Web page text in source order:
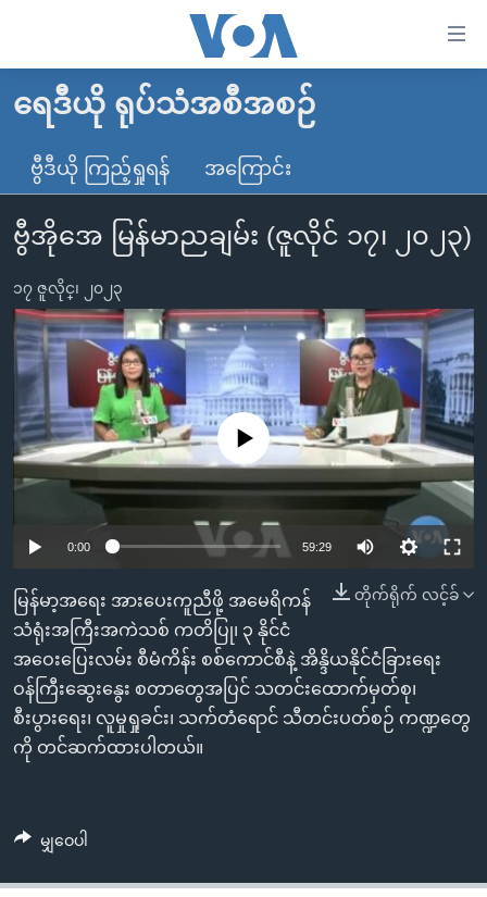
လွယ်ကူ
သည့်
Link
များ
ပင်မ
အကြောင်းအရာ
သို့
ကျော်
ကြည့်
ရန်
ပင်မ
အ
ညွန်း
စာမျက်နှာ
ကျော်
ကြည့်
ရန်
ရှာဖွေ
ရန်
နေရာ
ရန်
မူလစာမျက်နှာ
မြန်မာ
ကမ္ဘာ့သတင်းများ
နိုင်ငံတကာ
တရုတ်
အစ္စရေး-ပါလက်စတိုင်း
ဗွီဒီယို
ရပ်ဝန်းတခု လမ်းတခု အလွန်
အင်္ဂလိပ်စာလေ့လာမယ်
အမေရိကန်သုံးအီဒီယံ
မကြေးမုံရဲ့ အင်္ဂလိပ်စာ
ရုပ်ရှင်ထဲက အင်္ဂလိပ်စာ
သုတပဒေသာ အင်္ဂလိပ်စာ
အပတ်စဉ်ကဏ္ဍများ
ရေဒီယို
တီဗွီ
ရေဒီယိုနှင့်ရုပ်သံ အချက်အလက်များ
ရေဒီယို/တီဗွီအစီအစဉ်
Learning English
ဘာသာစကားများ
ရေဒီယို ရုပ်သံအစီအစဉ်
ဗွီဒီယို ကြည့်ရှုရန် အကြောင်း
ဗွီအိုအေ မြန်မာညချမ်း (ဇူလိုင် ၁၇၊ ၂၀၂၃)
၁၇ ဇူလိုင္၊ ၂၀၂၃
No media source currently available
0:00 59:29
တိုက်ရိုက် လင့်ခ်
မြန်မာ့အရေး အားပေးကူညီဖို့ အမေရိကန်
သံရုံးအကြီးအကဲသစ် ကတိပြု၊ ၃ နိုင်ငံ
အဝေးပြေးလမ်း စီမံကိန်း စစ်ကောင်စီနဲ့ အိန္ဒိယနိုင်ငံခြားရေး
ဝန်ကြီးဆွေးနွေး စတာတွေအပြင် သတင်းထောက်မှတ်စု၊
စီးပွားရေး၊ လူမှုရှုခင်း၊ သက်တံရောင် သီတင်းပတ်စဉ် ကဏ္ဍတွေ
ကို တင်ဆက်ထားပါတယ်။
မျှဝေပါ